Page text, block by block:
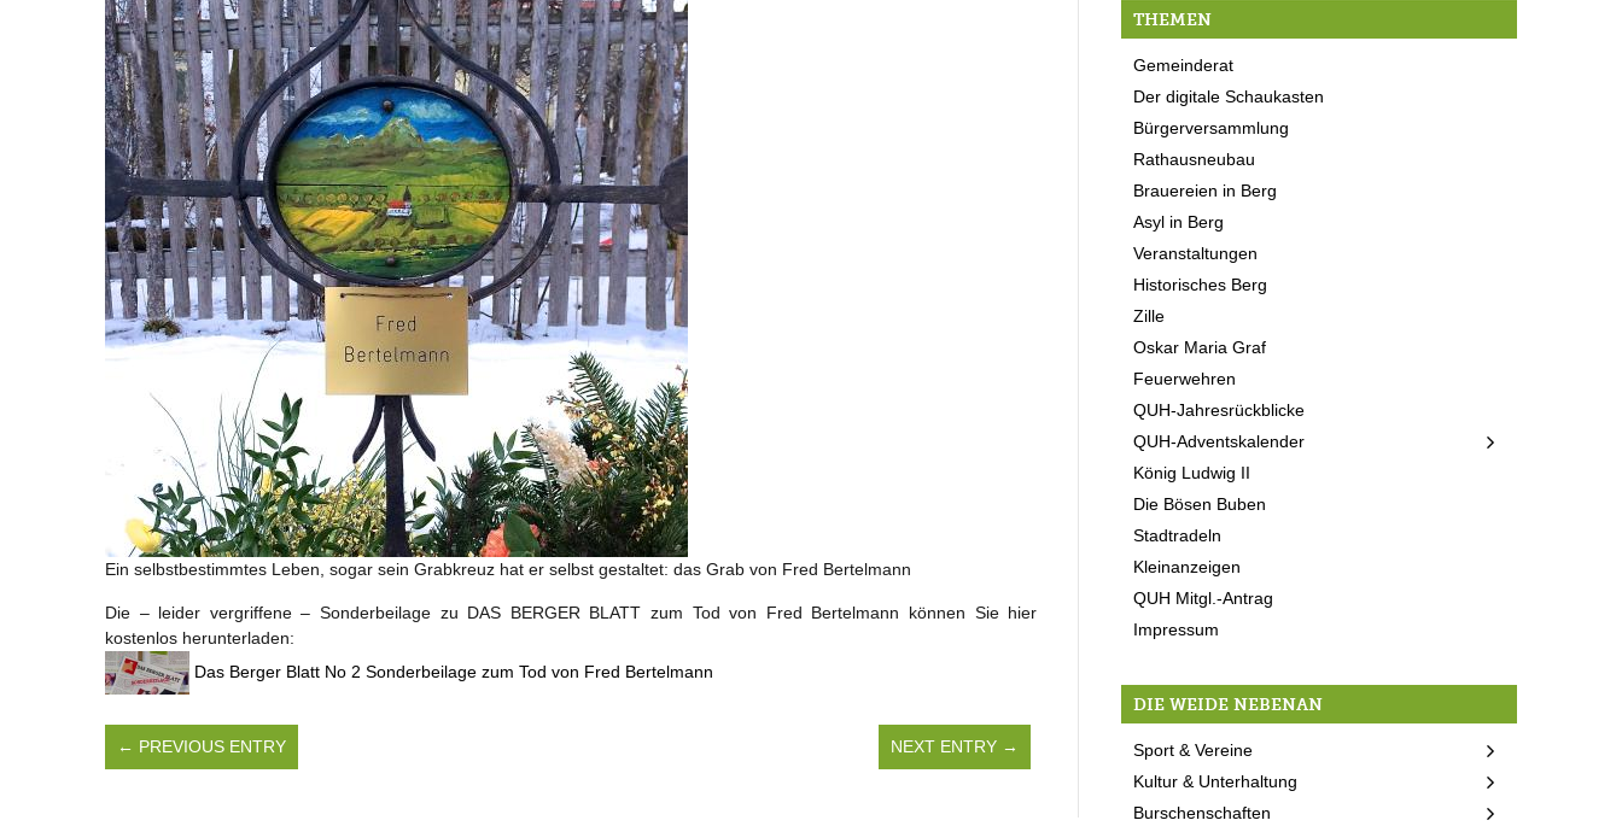
Ein selbstbestimmtes Leben, sogar sein Grabkreuz hat er selbst gestaltet: das Grab von Fred Bertelmann
Die – leider vergriffene – Sonderbeilage zu DAS BERGER BLATT zum Tod von Fred Bertelmann können Sie hier
kostenlos herunterladen:
Das Berger Blatt No 2 Sonderbeilage zum Tod von Fred Bertelmann
← PREVIOUS ENTRY NEXT ENTRY →
THEMEN
Gemeinderat
Der digitale Schaukasten
Bürgerversammlung
Rathausneubau
Brauereien in Berg
Asyl in Berg
Veranstaltungen
Historisches Berg
Zille
Oskar Maria Graf
Feuerwehren
QUH-Jahresrückblicke
QUH-Adventskalender
König Ludwig II
Die Bösen Buben
Stadtradeln
Kleinanzeigen
QUH Mitgl.-Antrag
Impressum
DIE WEIDE NEBENAN
Sport & Vereine
Kultur & Unterhaltung
Burschenschaften